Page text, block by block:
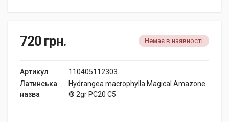
720 грн. Немає в наявності
Артикул
110405112303
Латинська
назва
Hydrangea macrophylla Magical Amazone
® 2gr PC20 C5